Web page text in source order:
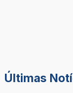
Últimas